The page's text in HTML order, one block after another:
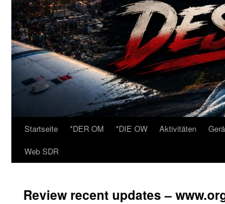
Startseite *DER OM *DIE OW Aktivitäten
Web SDR
Review recent updates –